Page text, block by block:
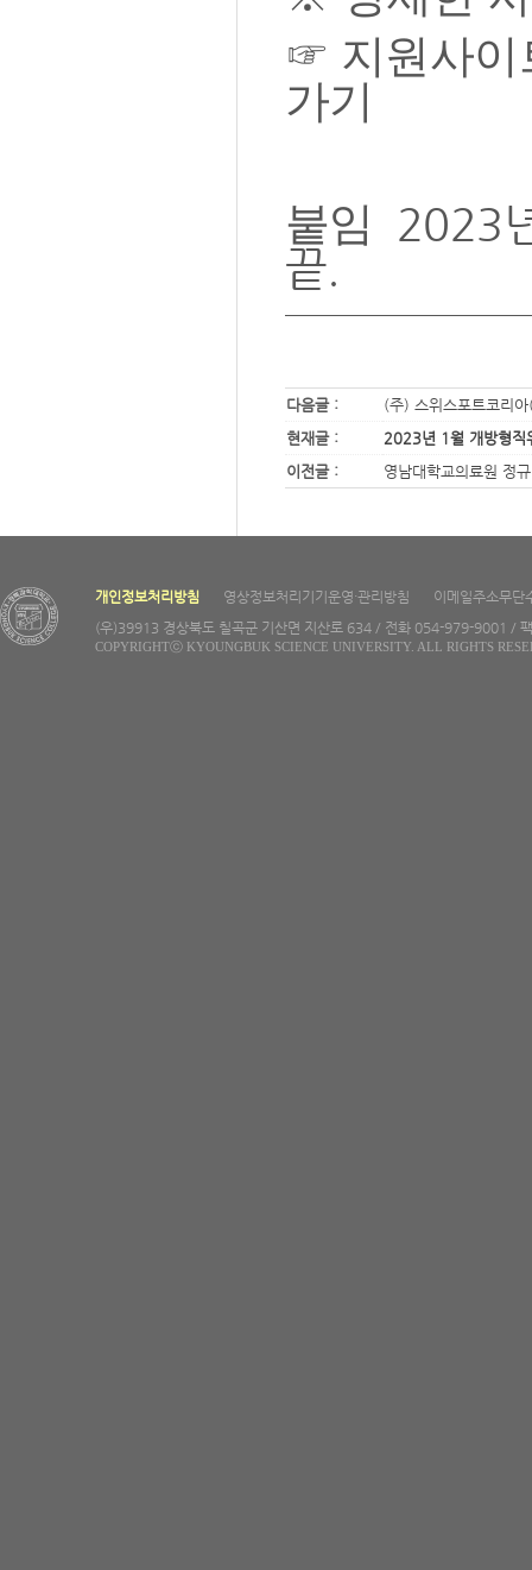
☞ 지원사
가기
붙임 2023
끝.
다음글 :
(주) 스위스포트코리
현재글 :
2023년 1월 개방형직
이전글 :
영남대학교의료원 정
개인정보처리방침 영상정보처리기기운영·관리방침
이메일주소무단
(우)39913 경상북도 칠곡군 기산면 지산로 634 / 전화 054-979-9001 /
COPYRIGHTⓒ KYOUNGBUK SCIENCE UNIVERSITY. ALL RIGHTS